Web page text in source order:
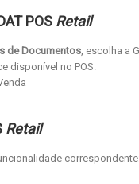
POS Retail
de Documentos, escolha a
disponível no POS.
Retail
correspondente: